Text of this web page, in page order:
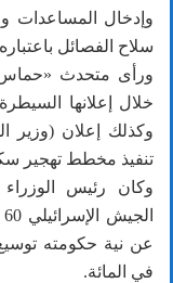
وإدخال المساعدات
سلاح الفصائل باعتباره
ورأى متحدث
وكذلك إعلان (وزير
تنفيذ مخطط تهجير
وكان رئيس الوزراء
في المائة.